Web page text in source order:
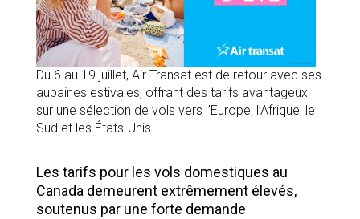
Du 6 au 19 juillet, Air Transat est de retour avec ses
aubaines estivales, offrant des tarifs avantageux
sur une sélection de vols vers l’Europe, l’Afrique, le
Sud et les États-Unis
Les tarifs pour les vols domestiques au
Canada demeurent extrêmement élevés,
soutenus par une forte demande